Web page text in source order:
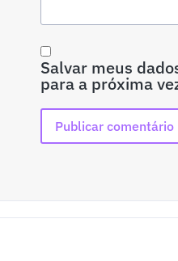
Salvar meus
para a próxima